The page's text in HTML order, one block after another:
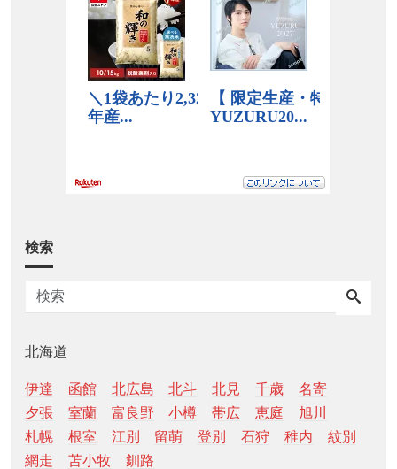
検索
北海道
伊達 函館 北広島 北斗 北見 千歳
名寄
夕張
室蘭 富良野 小樽 帯広 恵庭
旭川
札幌
根室 江別 留萌 登別 石狩 稚内
紋別
網走
苫小牧 釧路